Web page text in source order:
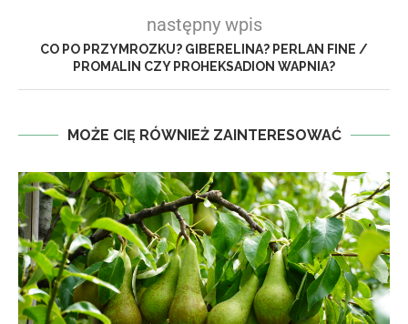
następny wpis
CO PO PRZYMROZKU? GIBERELINA? PERLAN FINE /
PROMALIN CZY PROHEKSADION WAPNIA?
MOŻE CIĘ RÓWNIEŻ ZAINTERESOWAĆ